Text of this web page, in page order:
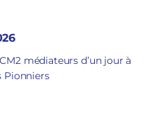
médiateurs d’un jour à
Pionniers